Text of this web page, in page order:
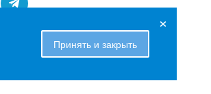
Принять и закрыть
×